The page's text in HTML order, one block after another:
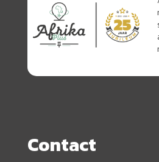
Contact